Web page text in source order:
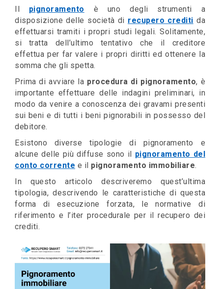
pignoramento è uno degli strumenti a
disposizione delle società di recupero crediti da
effettuarsi tramiti i propri studi legali. Solitamente,
si tratta dell’ultimo tentativo che il creditore
effettua per far valere i propri diritti ed ottenere la
somma che gli spetta.
Prima di avviare la procedura di pignoramento, è
importante effettuare delle indagini preliminari, in
modo da venire a conoscenza dei gravami presenti
sui beni e di tutti i beni pignorabili in possesso del
debitore.
Esistono diverse tipologie di pignoramento e
alcune delle più diffuse sono il pignoramento del
conto corrente e il pignoramento immobiliare.
In questo articolo descriveremo quest’ultima
tipologia, descrivendo le caratteristiche di questa
forma di esecuzione forzata, le normative di
riferimento e l’iter procedurale per il recupero dei
crediti.